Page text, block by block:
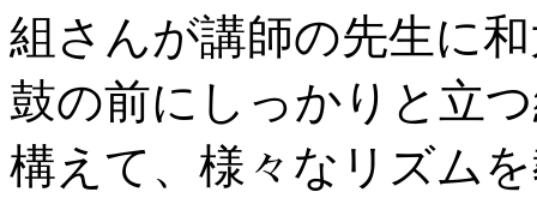
組さんが講師の先生に
鼓の前にしっかりと立
構えて、様々なリズム